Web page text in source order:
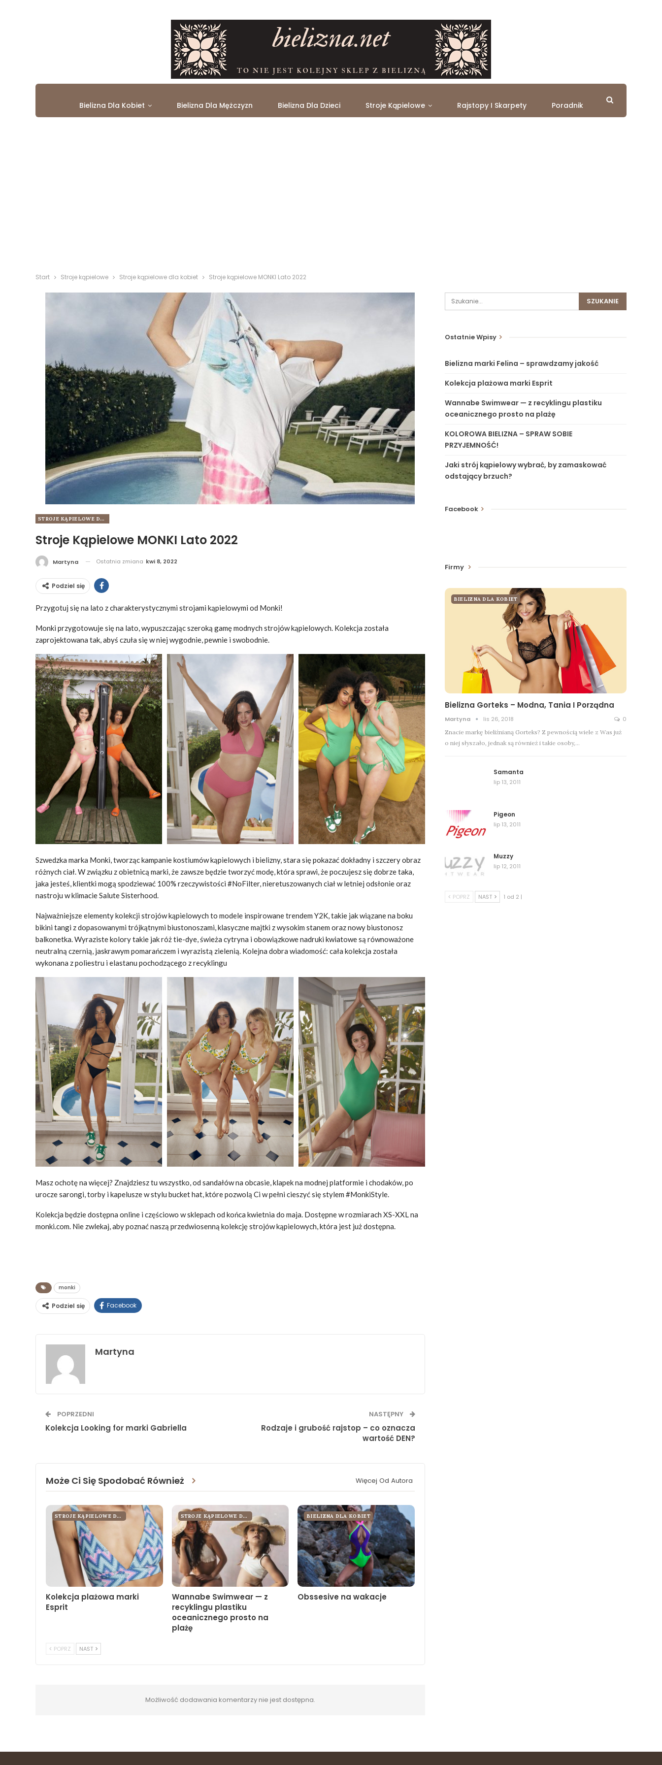
Bielizna Dla Kobiet Bielizna Dla Mężczyzn Bielizna Dla Dzieci Stroje Kąpielowe Rajstopy I Skarpety Poradnik
Start Stroje kąpielowe Stroje kąpielowe dla kobiet Stroje kąpielowe MONKI Lato 2022
STROJE KĄPIELOWE DLA KOBIET
Stroje Kąpielowe MONKI Lato 2022
Martyna Ostatnia zmiana kwi 8, 2022
Podziel się
Przygotuj się na lato z charakterystycznymi strojami kąpielowymi od Monki!
Monki przygotowuje się na lato, wypuszczając szeroką gamę modnych strojów kąpielowych. Kolekcja została
zaprojektowana tak, abyś czuła się w niej wygodnie, pewnie i swobodnie.
Szwedzka marka Monki, tworząc kampanie kostiumów kąpielowych i bielizny, stara się pokazać dokładny i szczery obraz
różnych ciał. W związku z obietnicą marki, że zawsze będzie tworzyć modę, która sprawi, że poczujesz się dobrze taka,
jaka jesteś, klientki mogą spodziewać 100% rzeczywistości #NoFilter, nieretuszowanych ciał w letniej odsłonie oraz
nastroju w klimacie Salute Sisterhood.
Najważniejsze elementy kolekcji strojów kąpielowych to modele inspirowane trendem Y2K, takie jak wiązane na boku
bikini tangi z dopasowanymi trójkątnymi biustonoszami, klasyczne majtki z wysokim stanem oraz nowy biustonosz
balkonetka. Wyraziste kolory takie jak róż tie-dye, świeża cytryna i obowiązkowe nadruki kwiatowe są równoważone
neutralną czernią, jaskrawym pomarańczem i wyrazistą zielenią. Kolejna dobra wiadomość: cała kolekcja została
wykonana z poliestru i elastanu pochodzącego z recyklingu
Masz ochotę na więcej? Znajdziesz tu wszystko, od sandałów na obcasie, klapek na modnej platformie i chodaków, po
urocze sarongi, torby i kapelusze w stylu bucket hat, które pozwolą Ci w pełni cieszyć się stylem #MonkiStyle.
Kolekcja będzie dostępna online i częściowo w sklepach od końca kwietnia do maja. Dostępne w rozmiarach XS-XXL na
monki.com. Nie zwlekaj, aby poznać naszą przedwiosenną kolekcję strojów kąpielowych, która jest już dostępna.
monki
Podziel się Facebook
Martyna
POPRZEDNI
Kolekcja Looking for marki Gabriella
NASTĘPNY
Rodzaje i grubość rajstop – co oznacza
wartość DEN?
Może Ci Się Spodobać Również Więcej Od Autora
STROJE KĄPIELOWE DLA KOBIET
Kolekcja plażowa marki
Esprit
STROJE KĄPIELOWE DLA KOBIET
Wannabe Swimwear — z
recyklingu plastiku
oceanicznego prosto na
plażę
BIELIZNA DLA KOBIET
Obssesive na wakacje
POPRZ NAST
Możliwość dodawania komentarzy nie jest dostępna.
Ostatnie Wpisy
Bielizna marki Felina – sprawdzamy jakość
Kolekcja plażowa marki Esprit
Wannabe Swimwear — z recyklingu plastiku
oceanicznego prosto na plażę
KOLOROWA BIELIZNA – SPRAW SOBIE
PRZYJEMNOŚĆ!
Jaki strój kąpielowy wybrać, by zamaskować
odstający brzuch?
Facebook
Firmy
BIELIZNA DLA KOBIET
Bielizna Gorteks – Modna, Tania I Porządna
Martyna lis 26, 2018 0
Znacie markę bieliźnianą Gorteks? Z pewnością wiele z Was już
o niej słyszało, jednak są również i takie osoby,…
Samanta
lip 13, 2011
Pigeon
lip 13, 2011
Muzzy
lip 12, 2011
POPRZ NAST 1 od 2 |